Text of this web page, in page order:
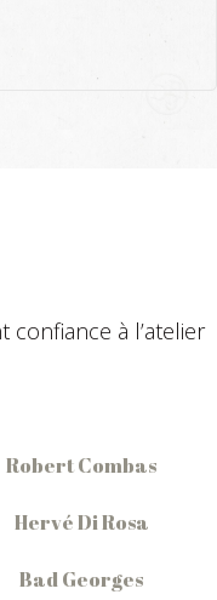
à l’atelier
Robert Combas
Hervé Di Rosa
Bad Georges